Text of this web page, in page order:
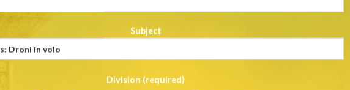
Subject
Division (required)